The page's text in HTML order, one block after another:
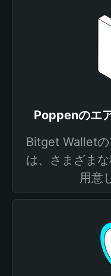
Poppenのエ
Bitget Walletの
は、さまざま
用意